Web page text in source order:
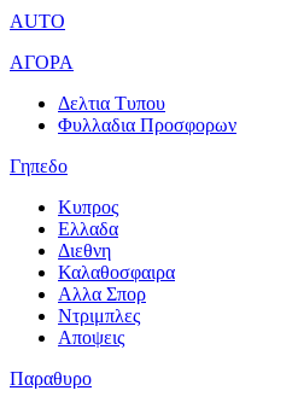
AUTO
ΑΓΟΡΑ
Δελτια Τυπου
Φυλλαδια Προσφορων
Γηπεδο
Κυπρος
Ελλαδα
Διεθνη
Καλαθοσφαιρα
Αλλα Σπορ
Ντριμπλες
Αποψεις
Παραθυρο